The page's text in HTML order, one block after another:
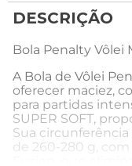
DESCRIÇÃO
Bola Penalty Vôlei
A Bola de Vôlei
oferecer maciez,
para partidas
SUPER SOFT,
Sua
de 260-280 g,